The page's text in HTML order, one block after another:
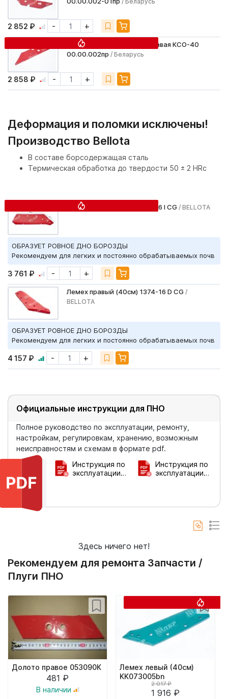
2 852 ₽ - +
Доска полевая большая правая КСО-40
00.00.002пр / Беларусь
2 858 ₽ - +
Деформация и поломки исключены!
Производство Bellota
В составе борсодержащая сталь
Термическая обработка до твердости 50 ± 2 HRc
Лемех левый (40см) 1374-16 I CG / BELLOTA
ОБРАЗУЕТ РОВНОЕ ДНО БОРОЗДЫ
Рекомендуем для легких и постоянно обрабатываемых почв
3 761 ₽ - +
Лемех правый (40см) 1374-16 D CG /
BELLOTA
ОБРАЗУЕТ РОВНОЕ ДНО БОРОЗДЫ
Рекомендуем для легких и постоянно обрабатываемых почв
4 157 ₽ - +
Официальные инструкции для ПНО
Полное руководство по эксплуатации, ремонту,
настройкам, регулировкам, хранению, возможным
неисправностям и схемам в формате pdf.
Инструкция по
эксплуатации
Инструкция по
эксплуатации
Здесь ничего нет!
Рекомендуем для ремонта Запчасти /
Плуги ПНО
Долото правое 053090К
481 ₽
В наличии
Лемех левый (40см)
KK073005bn
2 017 ₽
1 916 ₽